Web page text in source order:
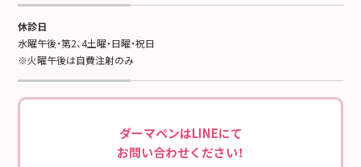
休診日
水曜午後・第2、4土曜・日曜・祝日
※火曜午後は自費注射のみ
ダーマペンはLINEにて
お問い合わせください！